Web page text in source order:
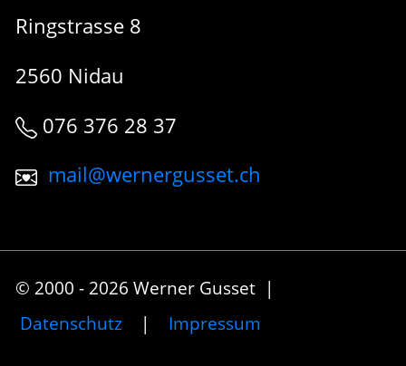
Ringstrasse 8
2560 Nidau
076 376 28 37
mail@wernergusset.ch
© 2000 - 2026 Werner Gusset |
Datenschutz
| Impressum